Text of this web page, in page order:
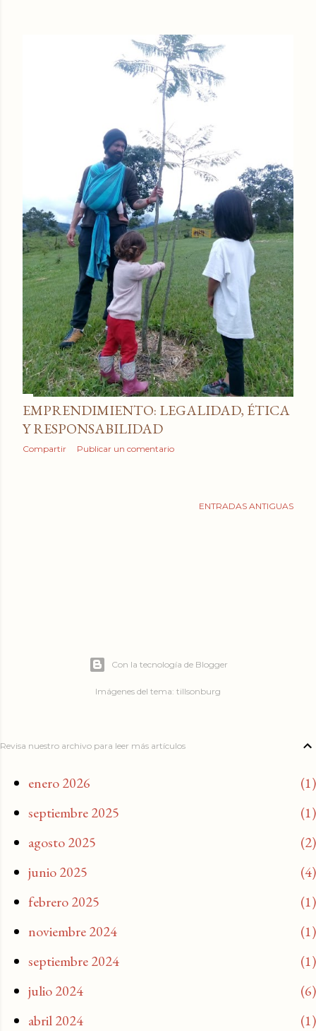
EMPRENDIMIENTO: LEGALIDAD, ÉTICA
Y RESPONSABILIDAD
Compartir Publicar un comentario
ENTRADAS ANTIGUAS
Con la tecnología de Blogger
Imágenes del tema: tillsonburg
Revisa nuestro archivo para leer más artículos
enero 2026
1
septiembre 2025
1
agosto 2025
2
junio 2025
4
febrero 2025
1
noviembre 2024
1
septiembre 2024
1
julio 2024
6
abril 2024
1